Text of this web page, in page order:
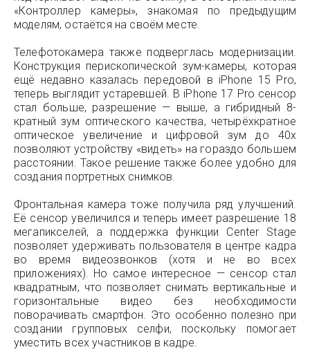
«Контроллер камеры», знакомая по предыдущим
моделям, остаётся на своём месте.
Телефотокамера также подверглась модернизации.
Конструкция перископической зум-камеры, которая
ещё недавно казалась передовой в iPhone 15 Pro,
теперь выглядит устаревшей. В iPhone 17 Pro сенсор
стал больше, разрешение — выше, а гибридный 8-
кратный зум оптического качества, четырёхкратное
оптическое увеличение и цифровой зум до 40х
позволяют устройству «видеть» на гораздо большем
расстоянии. Такое решение также более удобно для
создания портретных снимков.
Фронтальная камера тоже получила ряд улучшений.
Её сенсор увеличился и теперь имеет разрешение 18
мегапикселей, а поддержка функции Center Stage
позволяет удерживать пользователя в центре кадра
во время видеозвонков (хотя и не во всех
приложениях). Но самое интересное — сенсор стал
квадратным, что позволяет снимать вертикальные и
горизонтальные видео без необходимости
поворачивать смартфон. Это особенно полезно при
создании групповых селфи, поскольку помогает
уместить всех участников в кадре.